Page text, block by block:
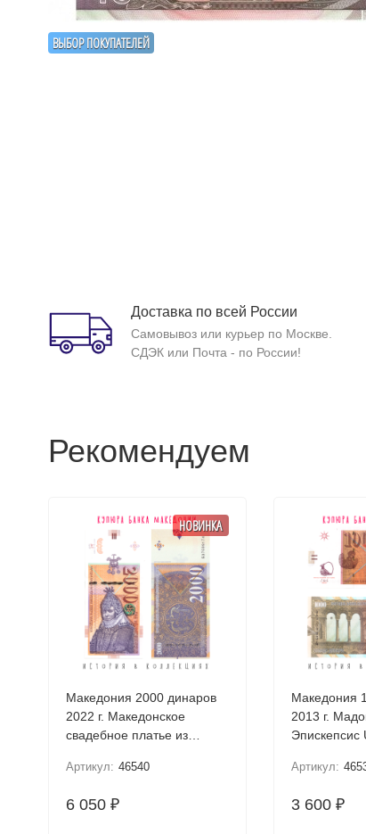
ВЫБОР ПОКУПАТЕЛЕЙ
Доставка по всей России
Самовывоз или курьер по Москве.
СДЭК или Почта - по России!
Рекомендуем
НОВИНКА
Македония 2000 динаров
2022 г. Македонское
свадебное платье из
Артикул: 46540
6 050 ₽
Македония
2013 г.
Эпискепсис
Артикул:
3 600 ₽